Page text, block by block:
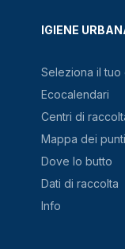
IGIENE
Seleziona il tuo
Ecocalendari
Centri di
Mappa dei
Dove lo butto
Dati di raccolta
Info